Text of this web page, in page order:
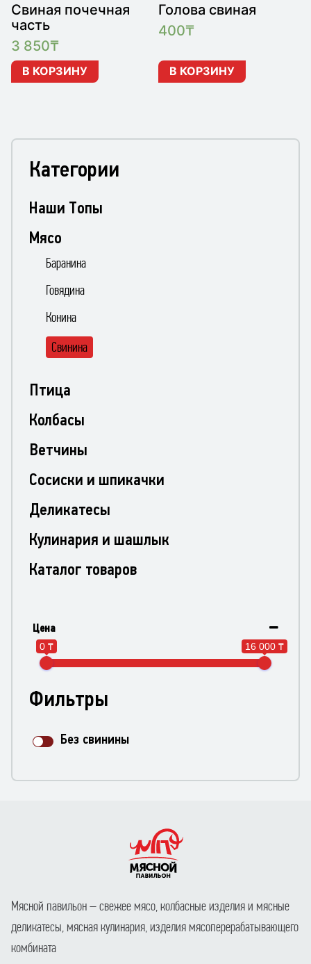
Свиная почечная
часть
3 850₸
В КОРЗИНУ
Голова свиная
400₸
В КОРЗИНУ
Категории
Наши Топы
Мясо
Баранина
Говядина
Конина
Свинина
Птица
Колбасы
Ветчины
Сосиски и шпикачки
Деликатесы
Кулинария и шашлык
Каталог товаров
Цена
0 ₸ 16 000 ₸
Фильтры
Без свинины
Мясной павильон – свежее мясо, колбасные изделия и мясные
деликатесы, мясная кулинария, изделия мясоперерабатывающего
комбината